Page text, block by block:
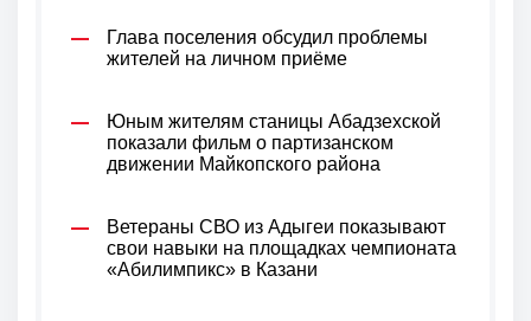
Глава поселения обсудил проблемы
жителей на личном приёме
Юным жителям станицы Абадзехской
показали фильм о партизанском
движении Майкопского района
Ветераны СВО из Адыгеи показывают
свои навыки на площадках чемпионата
«Абилимпикс» в Казани